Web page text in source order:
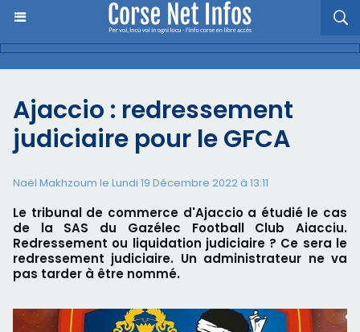
Ajaccio : redressement
judiciaire pour le GFCA
Naël Makhzoum le Lundi 19 Décembre 2022 à 13:11
Le tribunal de commerce d'Ajaccio a étudié le cas
de la SAS du Gazélec Football Club Aiacciu.
Redressement ou liquidation judiciaire ? Ce sera le
redressement judiciaire. Un administrateur ne va
pas tarder à être nommé.